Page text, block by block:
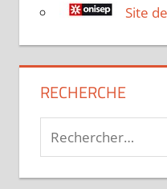
Site
RECHERCHE
Recherche
pour :